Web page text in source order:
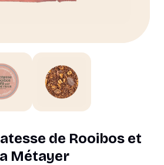
de Rooibos et
Métayer